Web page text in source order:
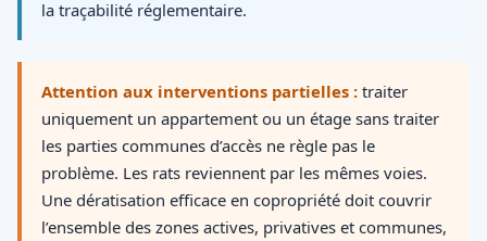
la traçabilité réglementaire.
Attention aux interventions partielles : traiter
uniquement un appartement ou un étage sans traiter
les parties communes d’accès ne règle pas le
problème. Les rats reviennent par les mêmes voies.
Une dératisation efficace en copropriété doit couvrir
l’ensemble des zones actives, privatives et communes,